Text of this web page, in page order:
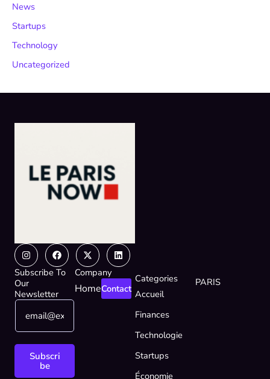
News
Startups
Technology
Uncategorized
InstagramFacebook
X-
twitter
Linkedin
Subscribe To
Our
Newsletter
E
a
i
E
a
Subscri
be
Company
HomeContact
Categories
Accueil
Finances
Technologie
Startups
Économie
PARIS